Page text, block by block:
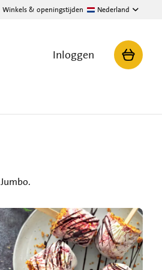
Winkels & openingstijden Nederland
Inloggen